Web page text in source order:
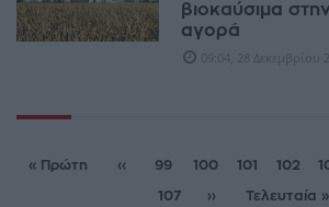
βιοκαύσιμα
αγορά
09:04, 28 Δεκεμβρίου
« Πρώτη ‹‹ 99 100 101 102
107 ›› Τελευταία »